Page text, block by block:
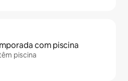
com piscina
piscina